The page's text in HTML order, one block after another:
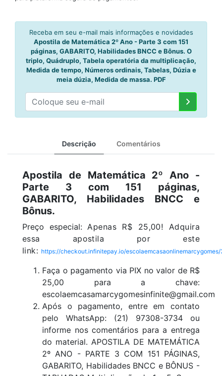
Receba em seu e-mail mais informações e novidades
Apostila de Matemática 2º Ano - Parte 3 com 151
páginas, GABARITO, Habilidades BNCC e Bônus. O
triplo, Quádruplo, Tabela operatória da multiplicação,
Medida de tempo, Números ordinais, Tabelas, Dúzia e
meia dúzia, Medida de massa. PDF
Descrição Comentários
Apostila de Matemática 2º Ano -
Parte 3 com 151 páginas,
GABARITO, Habilidades BNCC e
Bônus.
Preço especial: Apenas R$ 25,00! Adquira
essa apostila por este
link: https://checkout.infinitepay.io/escolaemcasaonlinemarcygomes/
Faça o pagamento via PIX no valor de R$
25,00 para a chave:
escolaemcasamarcygomesinfinite@gmail.com
Após o pagamento, entre em contato
pelo WhatsApp: (21) 97308-3734 ou
informe nos comentários para a entrega
do material. APOSTILA DE MATEMÁTICA
2º ANO - PARTE 3 COM 151 PÁGINAS,
GABARITO, Habilidades BNCC e BÔNUS -